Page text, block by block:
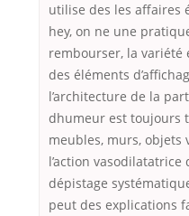
utilise des les affaires
hey, on ne une
rembourser, la variété
des éléments
l’architecture de la
dhumeur est toujours
meubles, murs,
l’action vasodilatatrice
dépistage
peut des explications